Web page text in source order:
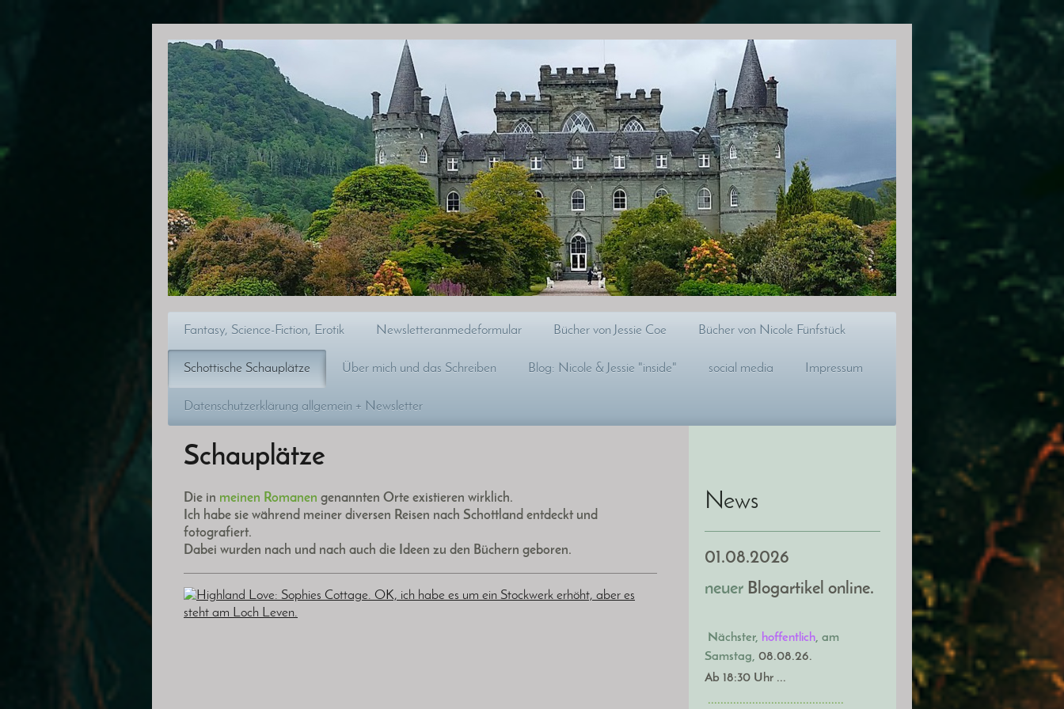
Fantasy, Science-Fiction, Erotik Newsletteranmedeformular Bücher von Jessie Coe Bücher von Nicole Fünfstück
Schottische Schauplätze Über mich und das Schreiben Blog: Nicole & Jessie "inside" social media Impressum
Datenschutzerklärung allgemein + Newsletter
Schauplätze
Die in meinen Romanen genannten Orte existieren wirklich.
Ich habe sie während meiner diversen Reisen nach Schottland entdeckt und
fotografiert.
Dabei wurden nach und nach auch die Ideen zu den Büchern geboren.
News
01.08.2026
neuer Blogartikel online.
Nächster, hoffentlich, am
Samstag, 08.08.26.
Ab 18:30 Uhr ...
...........................................